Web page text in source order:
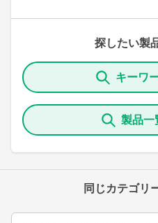
探したい製
キーワ
製品一
同じカテゴリ